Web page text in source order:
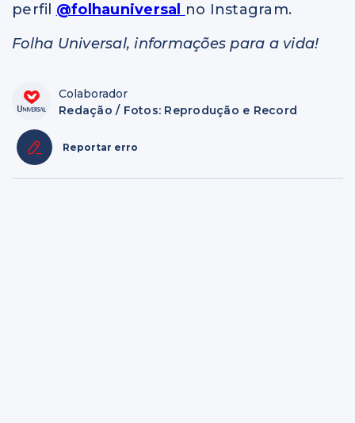
perfil @folhauniversal
no Instagram.
Folha Universal, informações para a vida!
Colaborador
Redação / Fotos: Reprodução e Record
Reportar erro